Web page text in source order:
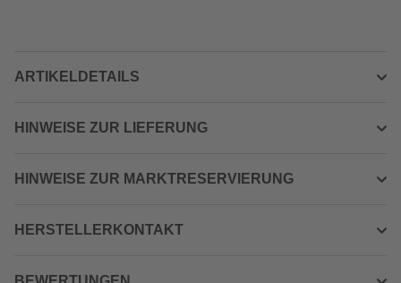
ARTIKELDETAILS
HINWEISE ZUR LIEFERUNG
HINWEISE ZUR MARKTRESERVIERUNG
HERSTELLERKONTAKT